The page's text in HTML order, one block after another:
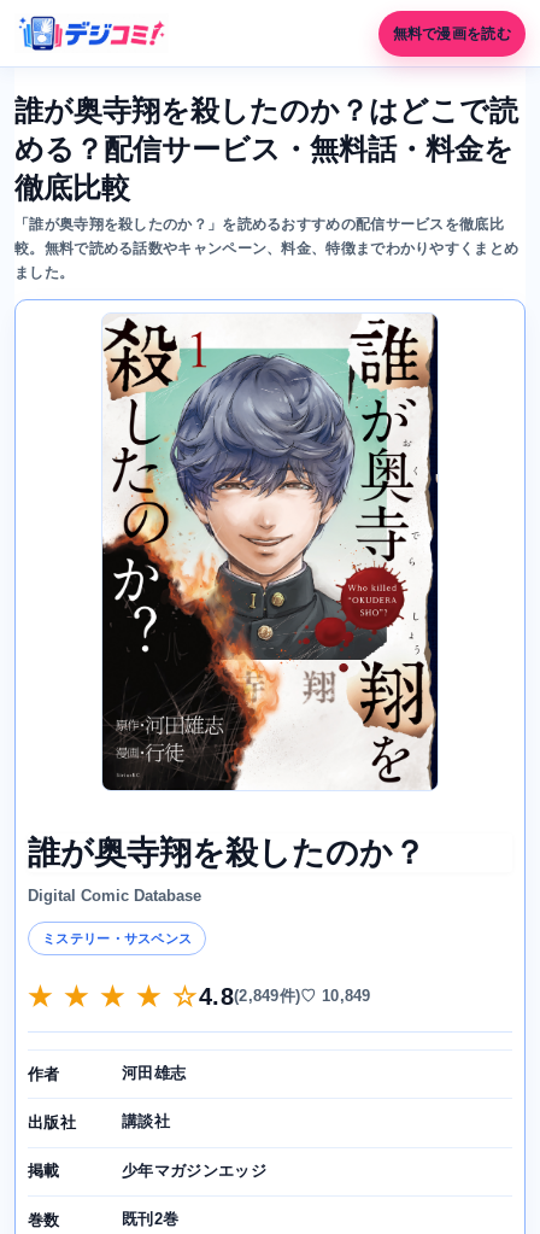
無料で漫画を読む
誰が奥寺翔を殺したのか？はどこで読
める？配信サービス・無料話・料金を
徹底比較
「誰が奥寺翔を殺したのか？」を読めるおすすめの配信サービスを徹底比
較。無料で読める話数やキャンペーン、料金、特徴までわかりやすくまとめ
ました。
誰が奥寺翔を殺したのか？
Digital Comic Database
ミステリー・サスペンス
★ ★ ★ ★ ☆4.8(2,849件)♡ 10,849
作者 河田雄志
出版社 講談社
掲載 少年マガジンエッジ
巻数 既刊2巻